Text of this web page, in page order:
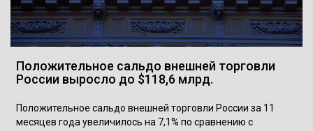
Положительное сальдо внешней торговли
России выросло до $118,6 млрд.
Положительное сальдо внешней торговли России за 11
месяцев года увеличилось на 7,1% по сравнению с